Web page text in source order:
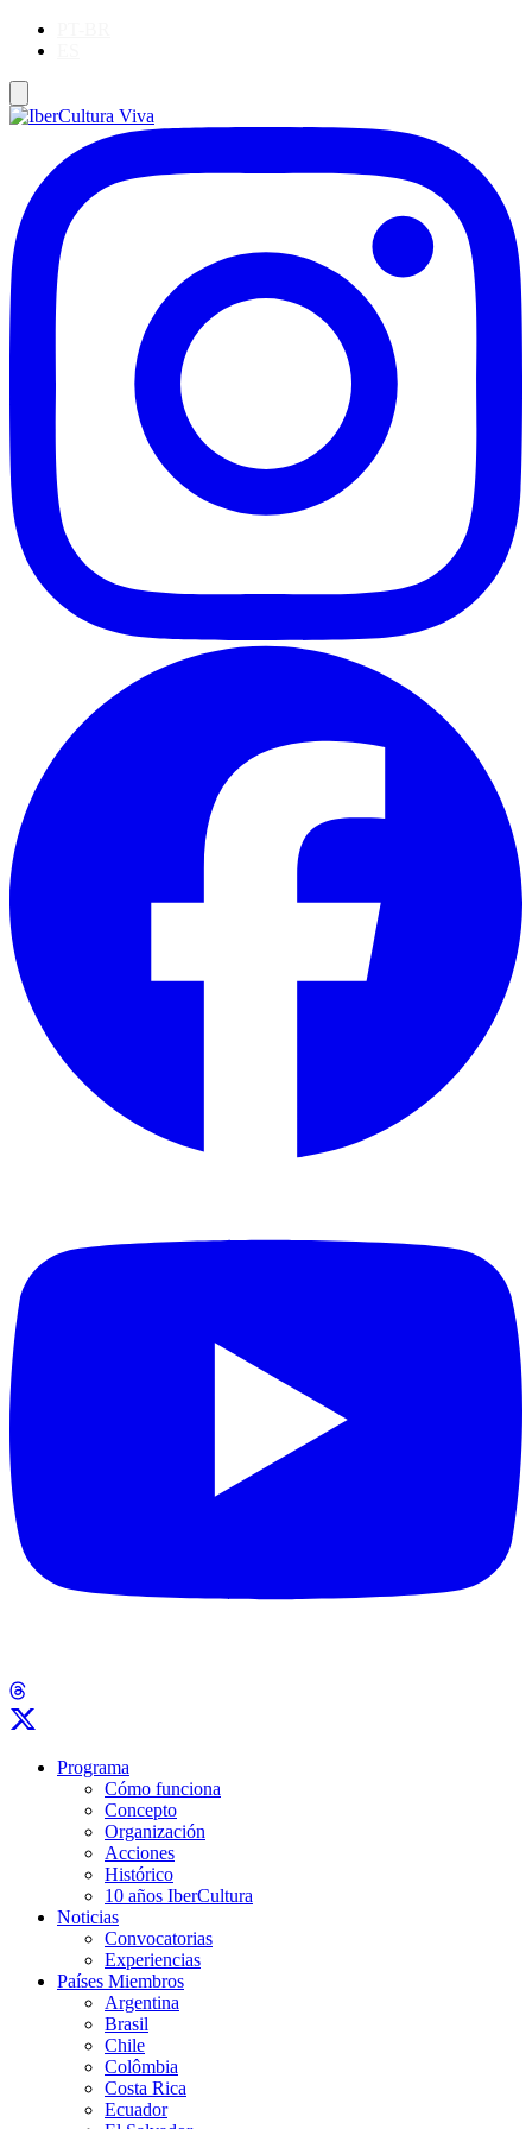
Programa
Cómo funciona
Concepto
Organización
Acciones
Histórico
10 años IberCultura
Noticias
Convocatorias
Experiencias
Países Miembros
Argentina
Brasil
Chile
Colômbia
Costa Rica
Ecuador